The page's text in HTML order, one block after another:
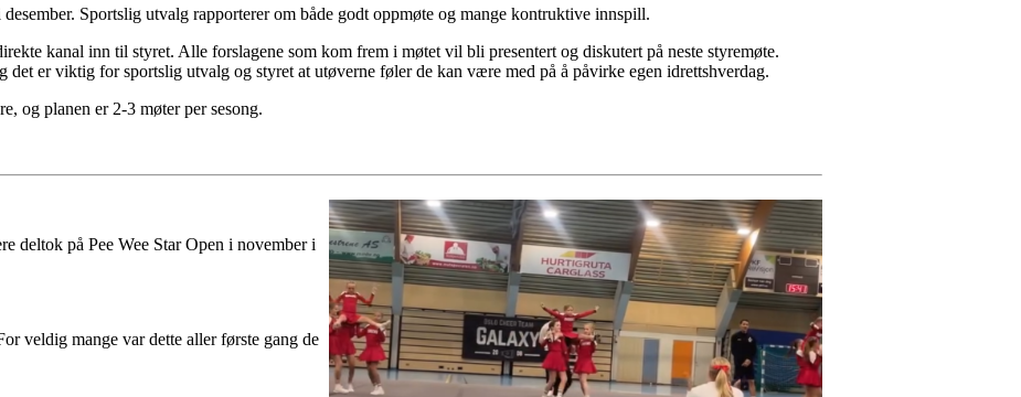
Sportslig utvalg rapporterer om både godt oppmøte og mange kontruktive innspill.
kanal inn til styret. Alle forslagene som kom frem i møtet vil bli presentert og diskutert på neste styremøte.
det er viktig for sportslig utvalg og styret at utøverne føler de kan være med på å påvirke egen idrettshverdag.
og planen er 2-3 møter per sesong.
deltok på Pee Wee Star Open i november i
veldig mange var dette aller første gang de